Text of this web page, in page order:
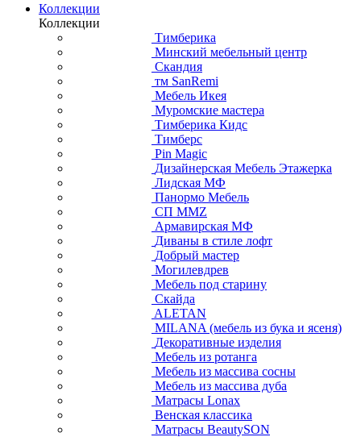
Коллекции
Коллекции
Тимберика
Минский мебельный центр
Скандия
тм SanRemi
Мебель Икея
Муромские мастера
Тимберика Кидс
Тимберс
Pin Magic
Дизайнерская Мебель Этажерка
Лидская МФ
Панормо Мебель
СП ММZ
Армавирская МФ
Диваны в стиле лофт
Добрый мастер
Могилевдрев
Мебель под старину
Скайда
ALETAN
MILANA (мебель из бука и ясеня)
Декоративные изделия
Мебель из ротанга
Мебель из массива сосны
Мебель из массива дуба
Матрасы Lonax
Венская классика
Матрасы BeautySON